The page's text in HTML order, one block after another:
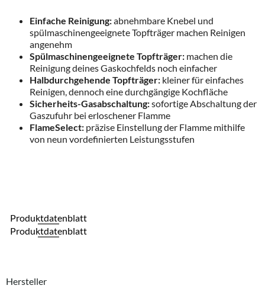
Einfache Reinigung:abnehmbare Knebel und
spülmaschinengeeignete Topfträger machen Reinigen
angenehm
Spülmaschinengeeignete Topfträger: machen die
Reinigung deines Gaskochfelds noch einfacher
Halbdurchgehende Topfträger: kleiner für einfaches
Reinigen, dennoch eine durchgängige Kochfläche
Sicherheits-Gasabschaltung:sofortige Abschaltung der
Gaszufuhr bei erloschener Flamme
FlameSelect: präzise Einstellung der Flamme mithilfe
von neun vordefinierten Leistungsstufen
Produktdatenblatt
Produktdatenblatt
Hersteller